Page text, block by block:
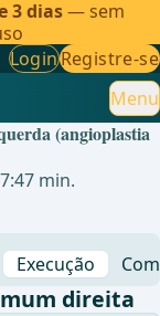
3 dias— sem
LoginRegistre-se
Menu
(angioplastia
min.
Execução
direita